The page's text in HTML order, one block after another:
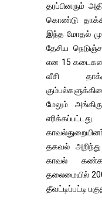
தரப்பினரும்
கொண்டு
இந்த மோதல்
தேசிய
என 15
வீசி
மேலும்
தகவல்
காவல்
தலைமையில்
தீவட்டிப்பட்டி